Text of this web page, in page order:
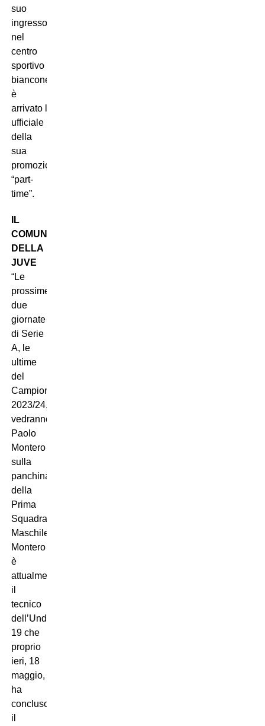
suo
ingresso
nel
centro
sportivo
bianconero
è
arrivato l’annuncio
ufficiale
della
sua
promozione
“part-
time”.
IL
COMUNICATO
DELLA
JUVE
“Le
prossime
due
giornate
di Serie
A, le
ultime
del
Campionato
2023/24,
vedranno
Paolo
Montero
sulla
panchina
della
Prima
Squadra
Maschile.
Montero
è
attualmente
il
tecnico
dell’Under
19 che
proprio
ieri, 18
maggio,
ha
concluso
il